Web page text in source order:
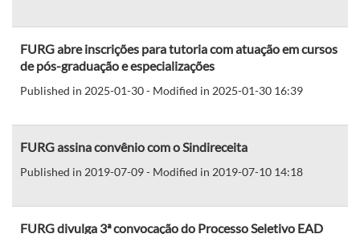
FURG abre inscrições para tutoria com atuação em cursos
de pós-graduação e especializações
Published in 2025-01-30 - Modified in 2025-01-30 16:39
FURG assina convênio com o Sindireceita
Published in 2019-07-09 - Modified in 2019-07-10 14:18
FURG divulga 3ª convocação do Processo Seletivo EAD